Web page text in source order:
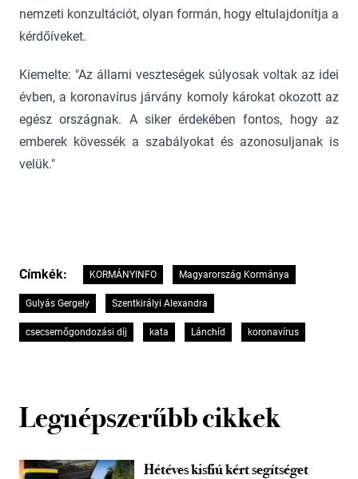
nemzeti konzultációt, olyan formán, hogy eltulajdonítja a
kérdőíveket.
Kiemelte: "Az állami veszteségek súlyosak voltak az idei
évben, a koronavírus járvány komoly károkat okozott az
egész országnak. A siker érdekében fontos, hogy az
emberek kövessék a szabályokat és azonosuljanak is
velük."
Címkék: KORMÁNYINFO Magyarország Kormánya
Gulyás Gergely Szentkirályi Alexandra
csecsemőgondozási díj kata Lánchíd koronavírus
Legnépszerűbb cikkek
Hétéves kisfiú kért segítséget